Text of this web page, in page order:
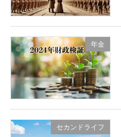
年金
セカンドライフ